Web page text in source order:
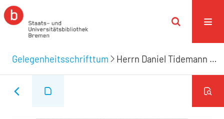
Gelegenheitsschrifttum Herrn Daniel Tidemann und Demoiselle Margareta Tibeta Gröning am Tage Ihrer Verbindung den 27. August 1795